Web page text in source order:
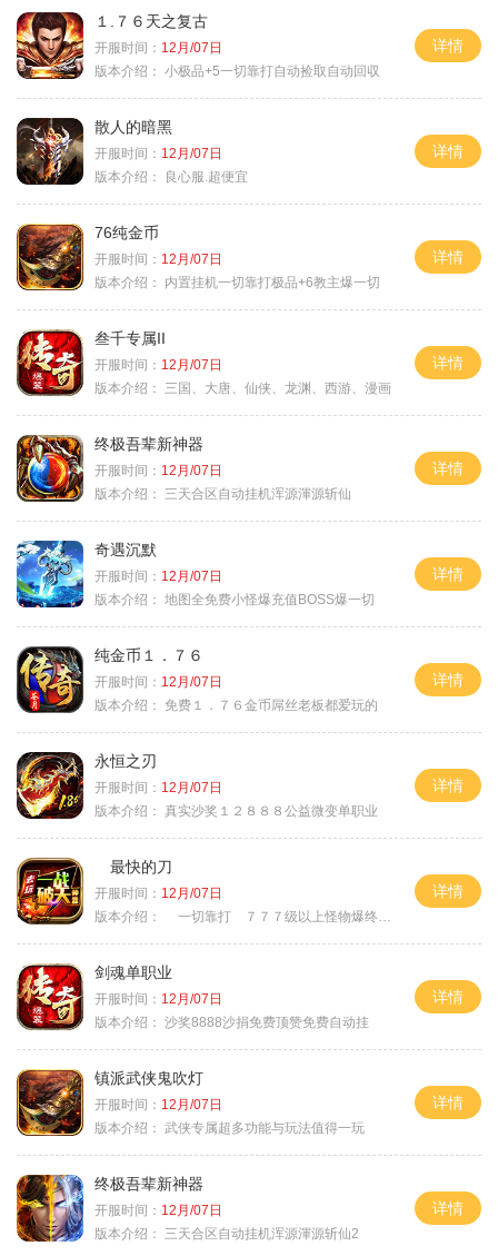
１.７６天之复古
开服时间： 12月/07日
版本介绍： 小极品+5一切靠打自动捡取自动回収
详情
散人的暗黑
开服时间： 12月/07日
版本介绍：
良心服.超便宜
详情
76纯金币
开服时间： 12月/07日
版本介绍：
内置挂机一切靠打极品+6教主爆一切
详情
叁千专属II
开服时间： 12月/07日
版本介绍：
三国、大唐、仙侠、龙渊、西游、漫画
详情
终极吾辈新神器
开服时间： 12月/07日
版本介绍：
三天合区自动挂机浑源渾源斩仙
详情
奇遇沉默
开服时间： 12月/07日
版本介绍： 地图全免费小怪爆充值BOSS爆一切
详情
纯金币１．７６
开服时间： 12月/07日
版本介绍： 免费１．７６金币屌丝老板都爱玩的
详情
永恒之刃
开服时间： 12月/07日
版本介绍： 真实沙奖１２８８８公益微变单职业
详情
最快的刀
开服时间： 12月/07日
版本介绍：
一切靠打 ７７７级以上怪物爆终极
详情
剑魂单职业
开服时间： 12月/07日
版本介绍： 沙奖8888沙捐免费顶赞免费自动挂
详情
镇派武侠鬼吹灯
开服时间： 12月/07日
版本介绍： 武侠专属超多功能与玩法值得一玩
详情
终极吾辈新神器
开服时间： 12月/07日
版本介绍：
三天合区自动挂机浑源渾源斩仙2
详情